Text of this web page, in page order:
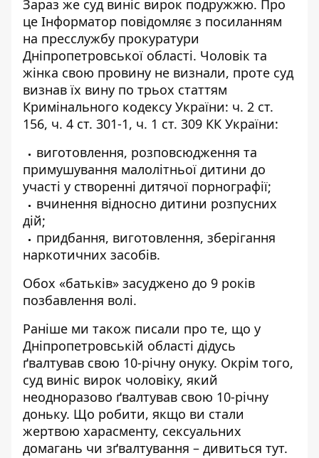
Зараз же суд виніс вирок подружжю. Про
це Інформатор повідомляє з посиланням
на пресслужбу прокуратури
Дніпропетровської області. Чоловік та
жінка свою провину не визнали, проте суд
визнав їх вину по трьох статтям
Кримінального кодексу України: ч. 2 ст.
156, ч. 4 ст. 301-1, ч. 1 ст. 309 КК України:
виготовлення, розповсюдження та
примушування малолітньої дитини до
участі у створенні дитячої порнографії;
вчинення відносно дитини розпусних
дій;
придбання, виготовлення, зберігання
наркотичних засобів.
Обох «батьків» засуджено до 9 років
позбавлення волі.
Раніше ми також писали про те, що у
Дніпропетровській області дідусь
ґвалтував свою 10-річну онуку. Окрім того,
суд виніс вирок чоловіку, який
неодноразово ґвалтував свою 10-річну
доньку. Що робити, якщо ви стали
жертвою харасменту, сексуальних
домагань чи зґвалтування – дивиться тут.